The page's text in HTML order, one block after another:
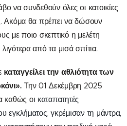
να συνδεθούν όλες οι κατοικίες
Ακόμα θα πρέπει να δώσουν
με ποιο σκεπτικό η μελέτη
από τα μισά σπίτια.
την αθλιότητα των
Την 01 Δεκέμβρη 2025
καθώς οι καταπατητές
εγκλήματος, γκρέμισαν τη μάντρα,